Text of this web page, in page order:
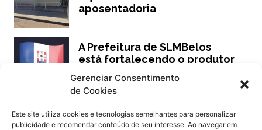
Gerenciar Consentimento
de Cookies
Este site utiliza cookies e tecnologias semelhantes para personalizar
publicidade e recomendar conteúdo de seu interesse. Ao navegar em
aposentadoria
A Prefeitura de SLMBelos
está fortalecendo o produtor
rural!